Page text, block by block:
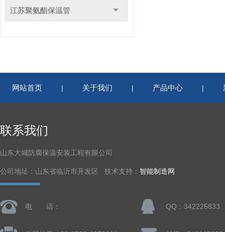
江苏聚氨酯保温管
网站首页 | 关于我们 | 产品中心 |
联系我们
山东大城防腐保温安装工程有限公司
公司地址：山东省临沂市开发区 技术支持： 智能制造网
电 话： QQ：342225833